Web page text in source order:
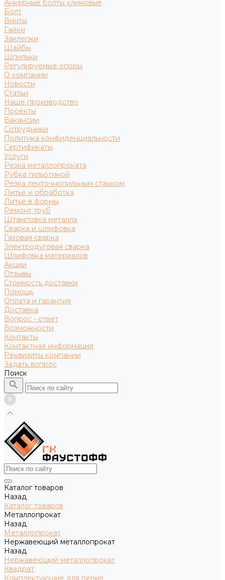
Анкерные болты клиновые
Болт
Винты
Гайки
Заклепки
Шайбы
Шпильки
Регулируемые опоры
О компании
Новости
Статьи
Наше производство
Проекты
Вакансии
Сотрудники
Политика конфиденциальности
Сертификаты
Услуги
Резка металлопроката
Рубка гильотиной
Резка ленточнопильным станком
Литье и обработка
Литье в формы
Ремонт труб
Штамповка металла
Сварка и шлифовка
Газовая сварка
Электродуговая сварка
Шлифовка материалов
Акции
Отзывы
Стоимость доставки
Помощь
Оплата и гарантия
Доставка
Вопрос - ответ
Возможности
Контакты
Контактная информация
Реквизиты компании
Задать вопрос
Поиск
Каталог товаров
Назад
Каталог товаров
Металлопрокат
Назад
Металлопрокат
Нержавеющий металлопрокат
Назад
Нержавеющий металлопрокат
Квадрат
Комплектующие для перил